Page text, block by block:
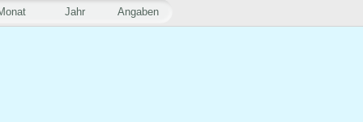
Jahr Angaben